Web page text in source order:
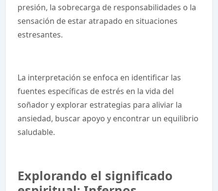
presión, la sobrecarga de responsabilidades o la
sensación de estar atrapado en situaciones
estresantes.
La interpretación se enfoca en identificar las
fuentes específicas de estrés en la vida del
soñador y explorar estrategias para aliviar la
ansiedad, buscar apoyo y encontrar un equilibrio
saludable.
Explorando el significado